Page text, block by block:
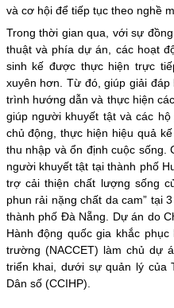
và cơ hội để tiếp tục theo nghề
Trong thời gian qua, với sự
thuật và phía dự án, các hoạt
sinh kế được thực hiện trực
xuyên hơn. Từ đó, giúp giải
trình hướng dẫn và thực hiện
giúp người khuyết tật và các
chủ động, thực hiện hiệu quả
thu nhập và ổn định cuộc sống.
người khuyết tật tại thành phố
trợ cải thiện chất lượng sống
phun rải nặng chất da cam” tại
thành phố Đà Nẵng. Dự án do
Hành động quốc gia khắc
trường (NACCET) làm chủ dự
triển khai, dưới sự quản lý của
Dân số (CCIHP).